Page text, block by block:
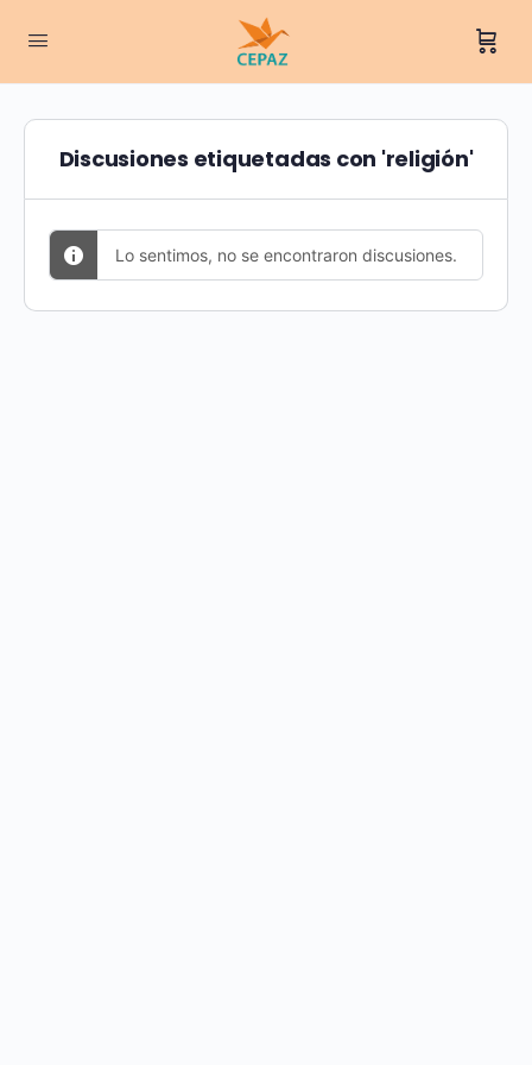
Discusiones etiquetadas con 'religión'
Lo sentimos, no se encontraron discusiones.